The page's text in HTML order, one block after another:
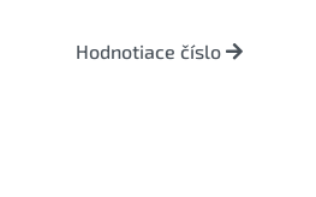
Hodnotiace číslo